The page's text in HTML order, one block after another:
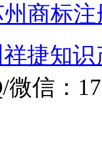
商标
捷知
信：